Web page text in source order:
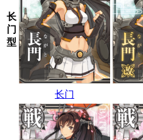
长
门
型
长门